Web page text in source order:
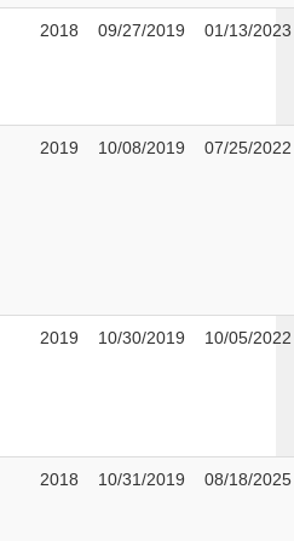
2018 09/27/2019 01/13/2023
2019 10/08/2019 07/25/2022
2019 10/30/2019 10/05/2022
2018 10/31/2019 08/18/2025